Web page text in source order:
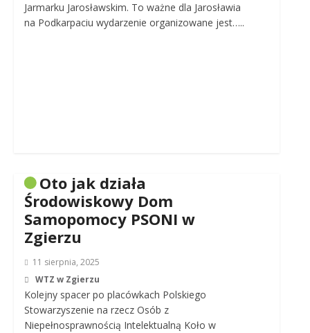
Jarmarku Jarosławskim. To ważne dla Jarosławia
na Podkarpaciu wydarzenie organizowane jest…..
Oto jak działa
Środowiskowy Dom
Samopomocy PSONI w
Zgierzu
11 sierpnia, 2025
WTZ w Zgierzu
Kolejny spacer po placówkach Polskiego
Stowarzyszenie na rzecz Osób z
Niepełnosprawnością Intelektualną Koło w